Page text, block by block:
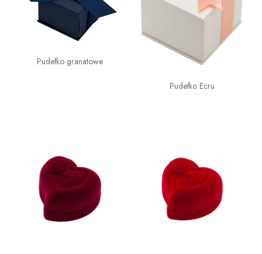
Pudełko granatowe
Pudełko Ecru